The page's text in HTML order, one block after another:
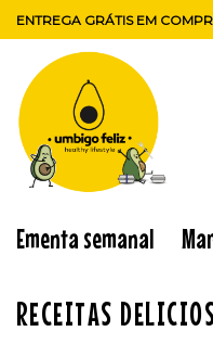
Skip
to
content
ENTREGA GRÁTIS EM
Ementa semanal
RECEITAS